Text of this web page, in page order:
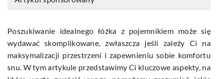
Poszukiwanie idealnego łóżka z pojemnikiem może się
wydawać skomplikowane, zwłaszcza jeśli zależy Ci na
maksymalizacji przestrzeni i zapewnieniu sobie komfortu
snu. W tym artykule przedstawimy Ci kluczowe aspekty, na